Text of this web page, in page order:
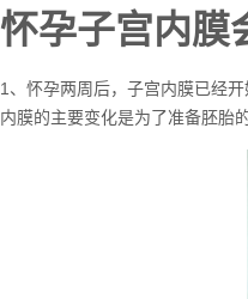
怀孕子宫内膜
1、怀孕两周后，子宫内膜已经
内膜的主要变化是为了准备胚胎